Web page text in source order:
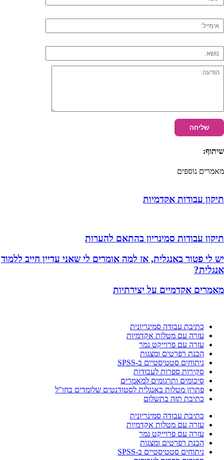
שיתוף:
מאמרים נוספים
תיקון עבודות אקדמיות
תיקון עבודות סמינריון בהתאם להערות
יש לי פטור באנגלית, אז למה אומרים לי שאני עדיין חייב ללמוד
אנגלית?
מאמרים אקדמיים על יצירתיות
כתיבת עבודה סמינריונית
עזרה עם מטלות אקדמיות
עזרה עם פרוייקט גמר
הכנת רפרטים ומצגות
ניתוחים סטטיסטיים ב-SPSS
סקירות ספרות לעבודות
סיכומים ותרגומים למאמרים
פתרון מטלות באנגלית לסטודנטים שלומדים בחו"ל
כתיבת תזה בתשלום
כתיבת עבודה סמינריונית
עזרה עם מטלות אקדמיות
עזרה עם פרוייקט גמר
הכנת רפרטים ומצגות
ניתוחים סטטיסטיים ב-SPSS